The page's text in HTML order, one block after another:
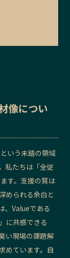
像につい
いう未踏の領域
私たちは「全従
す。支援の質は
められる余白と
、Valueである
に共感できる
い現場の課題解
めています。自